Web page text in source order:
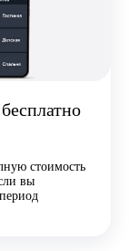
стоимость
вы